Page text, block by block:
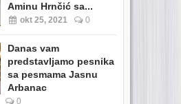
Aminu Hrnčić sa...
okt 25, 2021 0
Danas vam
predstavljamo pesnika
sa pesmama Jasnu
Arbanac
0